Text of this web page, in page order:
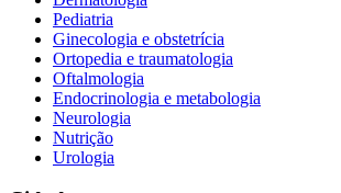
Pediatria
Ginecologia e obstetrícia
Ortopedia e traumatologia
Oftalmologia
Endocrinologia e metabologia
Neurologia
Nutrição
Urologia